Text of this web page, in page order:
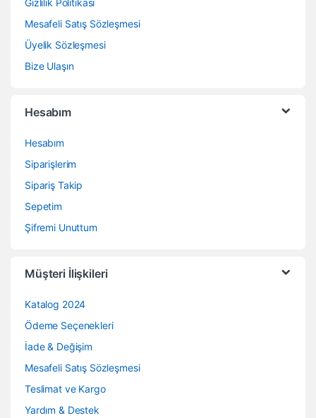
Mesafeli Satış Sözleşmesi
Üyelik Sözleşmesi
Bize Ulaşın
Hesabım
Hesabım
Siparişlerim
Sipariş Takip
Sepetim
Şifremi Unuttum
Müşteri İlişkileri
Katalog 2024
Ödeme Seçenekleri
İade & Değişim
Mesafeli Satış Sözleşmesi
Teslimat ve Kargo
Yardım & Destek